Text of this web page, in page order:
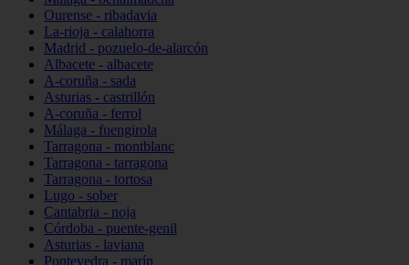
Ourense - ribadavia
La-rioja - calahorra
Madrid - pozuelo-de-alarcón
Albacete - albacete
A-coruña - sada
Asturias - castrillón
A-coruña - ferrol
Málaga - fuengirola
Tarragona - montblanc
Tarragona - tarragona
Tarragona - tortosa
Lugo - sober
Cantabria - noja
Córdoba - puente-genil
Asturias - laviana
Pontevedra - marín